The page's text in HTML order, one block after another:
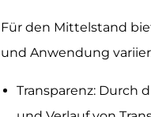
Für den Mittelstand
und Anwendung
Transparenz: Durch